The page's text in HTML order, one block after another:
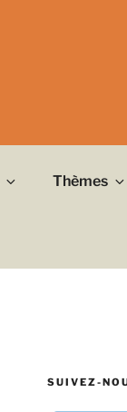
Thèmes
SUIVEZ-